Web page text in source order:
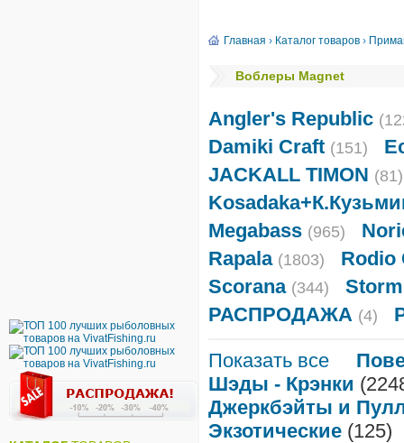
Главная › Каталог товаров ›
Воблеры Magnet
Angler's Republic
Damiki Craft (151)
JACKALL TIMON (81)
Megabass (965)
Rapala (1803)
Rodio
Scorana (344)
Storm
РАСПРОДАЖА (4)
Показать все
Шэды - Крэнки
Джеркбэйты и
Экзотические (125)